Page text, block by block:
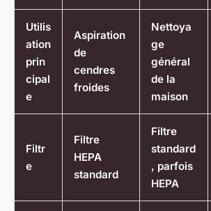
Utilis
ation
prin
cipal
e
Aspiration
de
cendres
froides
Nettoya
ge
général
de la
maison
Filtr
e
Filtre
HEPA
standard
Filtre
standard
, parfois
HEPA